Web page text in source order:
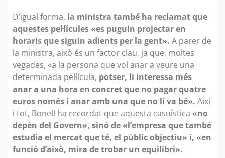
D’igual forma, la ministra també ha reclamat que
aquestes pel·lícules «es puguin projectar en
horaris que siguin adients per la gent». A parer de
la ministra, això és un factor clau, ja que, moltes
vegades, «a la persona que vol anar a veure una
determinada pel·lícula, potser, li interessa més
anar a una hora en concret que no pagar quatre
euros només i anar amb una que no li va bé». Així
i tot, Bonell ha recordat que aquesta casuística «no
depèn del Govern», sinó de «l’empresa que també
estudia el mercat que té, el públic objectiu» i, «en
funció d’això, mira de trobar un equilibri».